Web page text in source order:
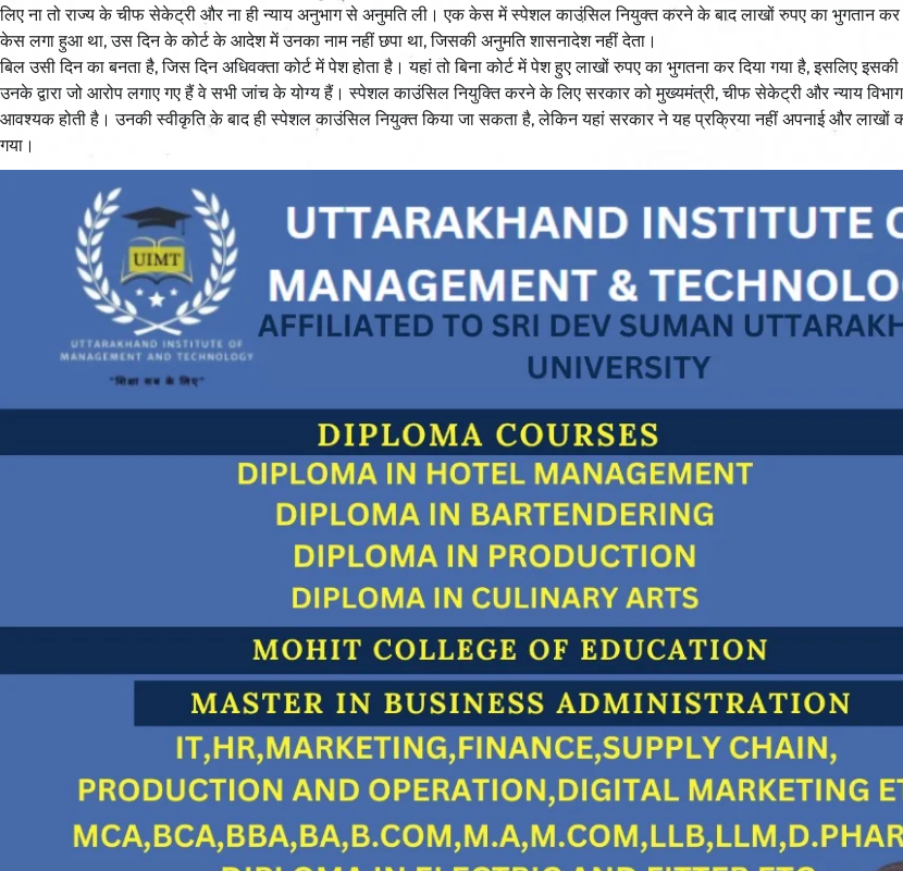
लिए ना तो राज्य के चीफ सेकेट्री और ना ही न्याय अनुभाग से अनुमति ली। एक केस में स्पेशल काउंसिल नियुक्त करने के बाद लाखों रुपए का भुगतान कर
केस लगा हुआ था, उस दिन के कोर्ट के आदेश में उनका नाम नहीं छपा था, जिसकी अनुमति शासनादेश नहीं देता।
बिल उसी दिन का बनता है, जिस दिन अधिवक्ता कोर्ट में पेश होता है। यहां तो बिना कोर्ट में पेश हुए लाखों रुपए का भुगतना कर दिया गया है, इसलिए
उनके द्वारा जो आरोप लगाए गए हैं वे सभी जांच के योग्य हैं। स्पेशल काउंसिल नियुक्ति करने के लिए सरकार को मुख्यमंत्री, चीफ सेकेट्री और न्याय
आवश्यक होती है। उनकी स्वीकृति के बाद ही स्पेशल काउंसिल नियुक्त किया जा सकता है, लेकिन यहां सरकार ने यह प्रक्रिया नहीं अपनाई और लाखों
गया।